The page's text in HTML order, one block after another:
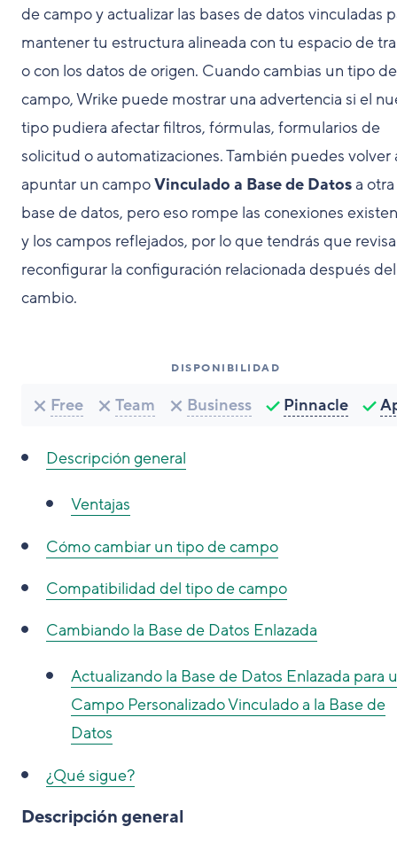
de campo y actualizar las bases de datos vinculadas
mantener tu estructura alineada con tu espacio de
o con los datos de origen. Cuando cambias un tipo de
campo, Wrike puede mostrar una advertencia si el
tipo pudiera afectar filtros, fórmulas, formularios de
solicitud o automatizaciones. También puedes volver
apuntar un campoVinculado a Base de Datosa otra
base de datos, pero eso rompe las conexiones
y los campos reflejados, por lo que tendrás que
reconfigurar la configuración relacionada después del
cambio.
DISPONIBILIDAD
Free Team Business Pinnacle
Descripción general
Ventajas
Cómo cambiar un tipo de campo
Compatibilidad del tipo de campo
Cambiando la Base de Datos Enlazada
Actualizando la Base de Datos Enlazada para
Campo Personalizado Vinculado a la Base de
Datos
¿Qué sigue?
Descripción general